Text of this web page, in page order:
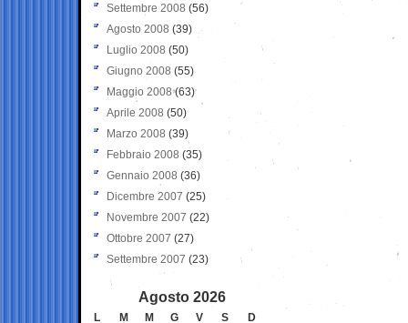
Settembre 2008 (56)
Agosto 2008 (39)
Luglio 2008 (50)
Giugno 2008 (55)
Maggio 2008(63)
Aprile 2008 (50)
Marzo 2008 (39)
Febbraio 2008 (35)
Gennaio 2008 (36)
Dicembre 2007 (25)
Novembre 2007 (22)
Ottobre 2007 (27)
Settembre 2007 (23)
Agosto 2026
L M M G V S
D